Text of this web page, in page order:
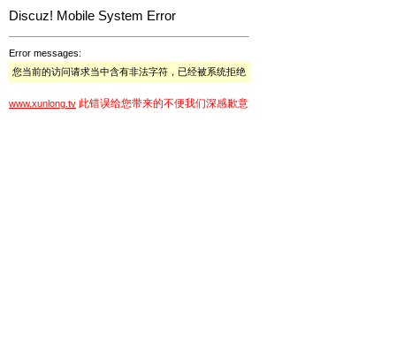
Discuz! Mobile System Error
Error messages:
您当前的访问请求当中含有非法字符，已经被系统拒绝
www.xunlong.tv 此错误给您带来的不便我们深感歉意